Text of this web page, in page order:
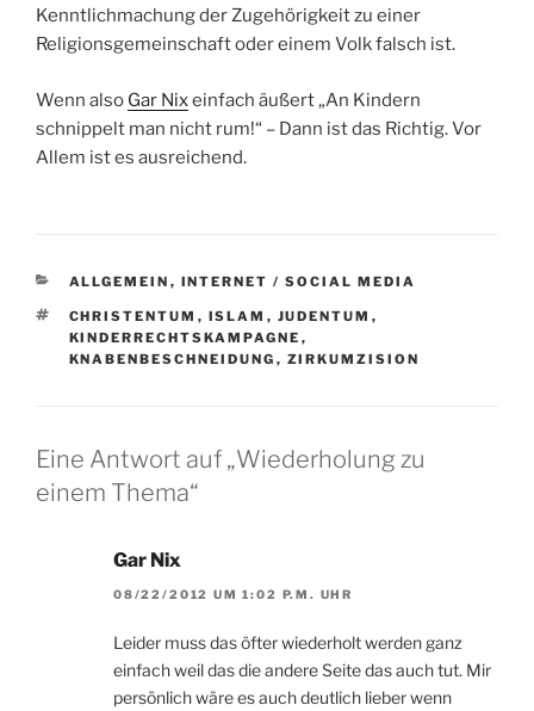
Kenntlichmachung der Zugehörigkeit zu einer
Religionsgemeinschaft oder einem Volk falsch ist.
Wenn also Gar Nixeinfach äußert „An Kindern
schnippelt man nicht rum!“ – Dann ist das Richtig. Vor
Allem ist es ausreichend.
KATEGORIEN
ALLGEMEIN , INTERNET / SOCIAL MEDIA
SCHLAGWÖRTER
CHRISTENTUM , ISLAM , JUDENTUM ,
KINDERRECHTSKAMPAGNE ,
KNABENBESCHNEIDUNG , ZIRKUMZISION
Eine Antwort auf „Wiederholung zu
einem Thema“
Gar Nix
08/22/2012 UM 1:02 P.M. UHR
Leider muss das öfter wiederholt werden ganz
einfach weil das die andere Seite das auch tut. Mir
persönlich wäre es auch deutlich lieber wenn